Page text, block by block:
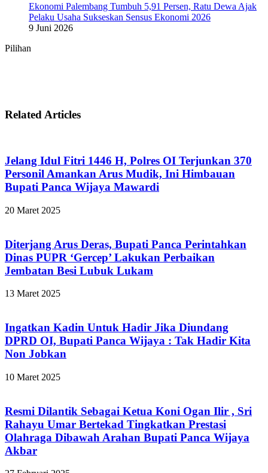
Ekonomi Palembang Tumbuh 5,91 Persen, Ratu Dewa Ajak
Pelaku Usaha Sukseskan Sensus Ekonomi 2026
9 Juni 2026
Pilihan
Related Articles
Jelang Idul Fitri 1446 H, Polres OI Terjunkan 370
Personil Amankan Arus Mudik, Ini Himbauan
Bupati Panca Wijaya Mawardi
20 Maret 2025
Diterjang Arus Deras, Bupati Panca Perintahkan
Dinas PUPR ‘Gercep’ Lakukan Perbaikan
Jembatan Besi Lubuk Lukam
13 Maret 2025
Ingatkan Kadin Untuk Hadir Jika Diundang
DPRD OI, Bupati Panca Wijaya : Tak Hadir Kita
Non Jobkan
10 Maret 2025
Resmi Dilantik Sebagai Ketua Koni Ogan Ilir , Sri
Rahayu Umar Bertekad Tingkatkan Prestasi
Olahraga Dibawah Arahan Bupati Panca Wijaya
Akbar